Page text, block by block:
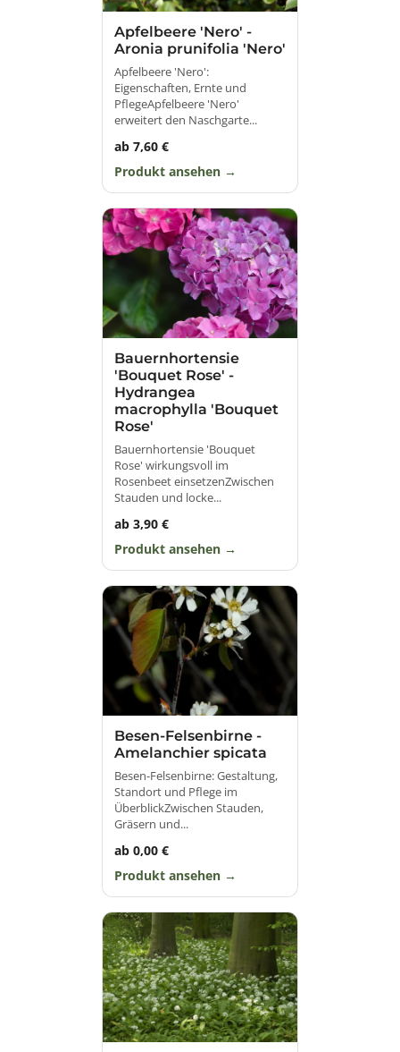
Apfelbeere 'Nero' -
Aronia prunifolia 'Nero'
Apfelbeere 'Nero':
Eigenschaften, Ernte und
PflegeApfelbeere 'Nero'
erweitert den Naschgarte...
ab 7,60 €
Produkt ansehen
Bauernhortensie
'Bouquet Rose' -
Hydrangea
macrophylla 'Bouquet
Rose'
Bauernhortensie 'Bouquet
Rose' wirkungsvoll im
Rosenbeet einsetzenZwischen
Stauden und locke...
ab 3,90 €
Produkt ansehen
Besen-Felsenbirne -
Amelanchier spicata
Besen-Felsenbirne: Gestaltung,
Standort und Pflege im
ÜberblickZwischen Stauden,
Gräsern und...
ab 0,00 €
Produkt ansehen